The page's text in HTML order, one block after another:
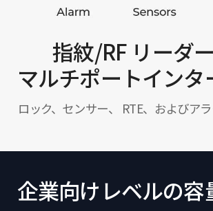
指紋/RF リーダ
マルチポートインタ
ロック、センサー、 RTE、およびア
企業向けレベルの容